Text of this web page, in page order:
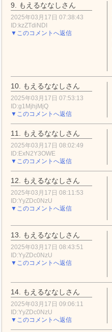
9. もえるななしさん
2025年03月17日 07:38:43
ID:kzZTdiNDI
▼このコメントへ返信
10. もえるななしさん
2025年03月17日 07:53:13
ID:g1MjhjMjQ
▼このコメントへ返信
11. もえるななしさん
2025年03月17日 08:02:49
ID:ExN2Y3OWE
▼このコメントへ返信
12. もえるななしさん
2025年03月17日 08:11:53
ID:YyZDc0NzU
▼このコメントへ返信
13. もえるななしさん
2025年03月17日 08:43:51
ID:YyZDc0NzU
▼このコメントへ返信
14. もえるななしさん
2025年03月17日 09:06:11
ID:YyZDc0NzU
▼このコメントへ返信